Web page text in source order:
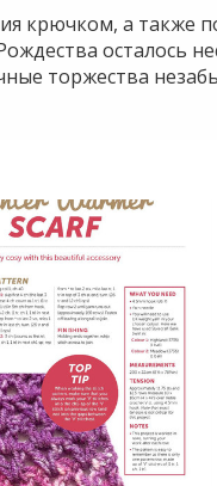
крючком, а также
осталось
торжества